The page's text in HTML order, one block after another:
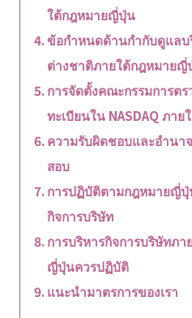
ใต้กฎหมายญี่ปุ่น
ข้อกำหนดด้านกำกับดูแลบ
ต่างชาติภายใต้กฎหมายญี่
การจัดตั้งคณะกรรมการต
ทะเบียนใน NASDAQ ภา
ความรับผิดชอบและอำนา
สอบ
การปฏิบัติตามกฎหมายญี่
กิจการบริษัท
การบริหารกิจการบริษัทภ
ญี่ปุ่นควรปฏิบัติ
แนะนำมาตรการของเรา